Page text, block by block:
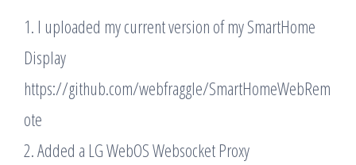
1. I uploaded my current version of my SmartHome
Display
https://github.com/webfraggle/SmartHomeWebRem
ote
2. Added a LG WebOS Websocket Proxy